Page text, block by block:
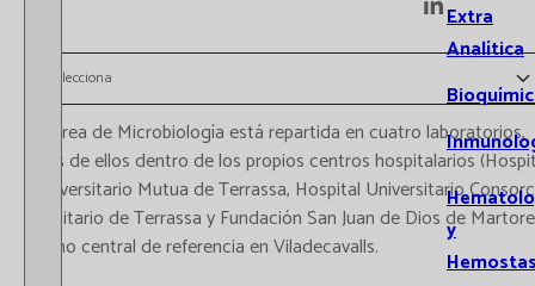
Extra
Analítica
y
Selecciona
El área de Microbiología está repartida en cuatro laboratorios,
tres de ellos dentro de los propios centros hospitalarios
Universitario Mutua de Terrassa, Hospital Universitario
Sanitario de Terrassa y Fundación San Juan de Dios de
y uno central de referencia en Viladecavalls.